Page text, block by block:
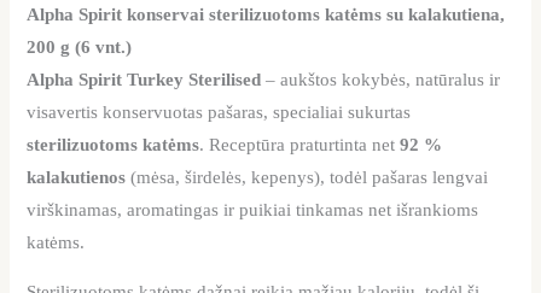
Alpha Spirit konservai sterilizuotoms katėms su kalakutiena,
200 g (6 vnt.)
Alpha Spirit Turkey Sterilised – aukštos kokybės, natūralus ir
visavertis konservuotas pašaras, specialiai sukurtas
sterilizuotoms katėms. Receptūra praturtinta net92 %
kalakutienos (mėsa, širdelės, kepenys), todėl pašaras lengvai
virškinamas, aromatingas ir puikiai tinkamas net išrankioms
katėms.